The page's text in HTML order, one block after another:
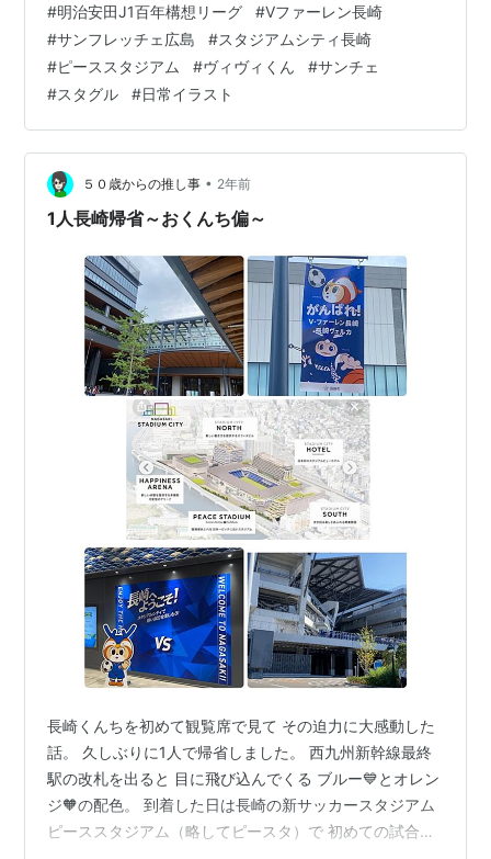
賞。 本当はチケットなくてもスタジアムシティ 行きたか
ったんですが。 だってヴィヴィくんがウロウロしてるか
ら 遭遇してたかもなので。 この日はお隣ハピネスアリー
ナで SVリーグ(バレーボール)の試合もあり ウルフドッグ
ス名古屋で活躍する 長崎出身選手も見れるとい…
#明治安田J1百年構想リーグ #Vファーレン長崎
#サンフレッチェ広島 #スタジアムシティ長崎
#ピーススタジアム #ヴィヴィくん #サンチェ
#スタグル #日常イラスト
５０歳からの推し事 • 2年前
1人長崎帰省～おくんち偏～
長崎くんちを初めて観覧席で見て その迫力に大感動した
話。 久しぶりに1人で帰省しました。 西九州新幹線最終
駅の改札を出ると 目に飛び込んでくる ブルー💙とオレン
ジ🧡の配色。 到着した日は長崎の新サッカースタジアム
ピーススタジアム（略してピースタ）で 初めての試合日